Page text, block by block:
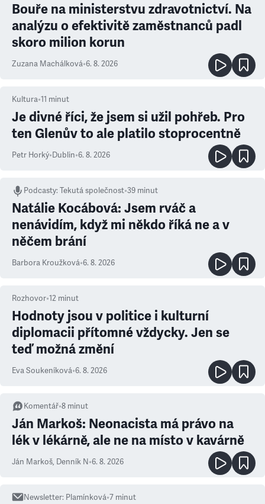
Bouře na ministerstvu zdravotnictví. Na
analýzu o efektivitě zaměstnanců padl
skoro milion korun
Zuzana Machálková•6. 8. 2026
Kultura•11 minut
Je divné říci, že jsem si užil pohřeb. Pro
ten Glenův to ale platilo stoprocentně
Petr Horký•Dublin•6. 8. 2026
Podcasty:Tekutá společnost•39 minut
Natálie Kocábová: Jsem rváč a
nenávidím, když mi někdo říká ne a v
něčem brání
Barbora Kroužková•6. 8. 2026
Rozhovor•12 minut
Hodnoty jsou v politice i kulturní
diplomacii přítomné vždycky. Jen se
teď možná změní
Eva Soukeníková•6. 8. 2026
Komentář•8 minut
Ján Markoš: Neonacista má právo na
lék v lékárně, ale ne na místo v kavárně
Ján Markoš, Denník N•6. 8. 2026
Newsletter: Plamínková•7 minut